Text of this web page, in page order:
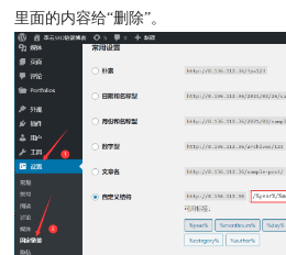
里面的内容给“删除”。